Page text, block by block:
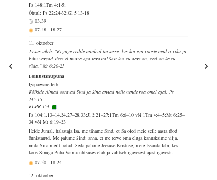
Ps 148;1Tm 4:1-5;
Õhtul: Ps 22:24-32;Gl 5:13-18
03.39
07.48- 18.27
11. oktoober
Jeesus ütleb: "Koguge endile aardeid taevasse, kus koi ega rooste neid ei riku ja
kuhu vargad sisse ei murra ega varasta! Sest kus su aare on, seal on ka su
süda." Mt 6:20-21
Lõikustänupüha
Igapäevane leib
Kõikide silmad ootavad Sind ja Sina annad neile nende roa omal ajal. Ps
145:15
KLPR 154
Ps 104:1,13–14,24,27–28,33;Jl 2:21–27;1Tm 6:6–10 või 1Tm 4:4–5;Mt 6:25–
34 või Mt 6:19–23
Helde Jumal, halastaja Isa, me täname Sind, et Sa oled meie selle aasta tööd
õnnistanud. Me palume Sind: anna, et me terve oma eluga kannaksime vilja,
mida Sina meilt ootad. Seda palume Jeesuse Kristuse, meie Issanda läbi, kes
koos Sinuga Püha Vaimu ühtsuses elab ja valitseb igavesest ajast igavesti.
07.50- 18.24
12. oktoober